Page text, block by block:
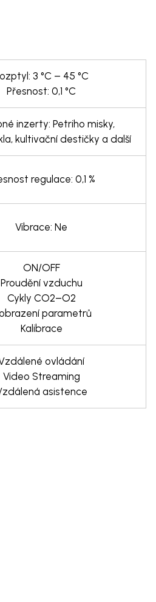
3 °C – 45 °C
Přesnost: 0,1 °C
inzerty: Petriho misky,
kultivační destičky a další
regulace: 0,1 %
Vibrace: Ne
ON/OFF
Proudění vzduchu
Cykly CO2–O2
parametrů
Kalibrace
ovládání
Video Streaming
asistence